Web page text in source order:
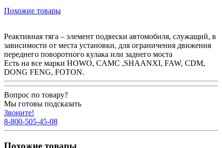
Похожие товары
Реактивная тяга – элемент подвески автомобиля, служащий, в
зависимости от места установки, для ограничения движения
переднего поворотного кулака или заднего моста
Есть на все марки HOWO, CAMC ,SHAANXI, FAW, CDM,
DONG FENG, FOTON.
Вопрос по товару?
Мы готовы подсказать
Звоните!
8-800-505-45-08
Похожие товары